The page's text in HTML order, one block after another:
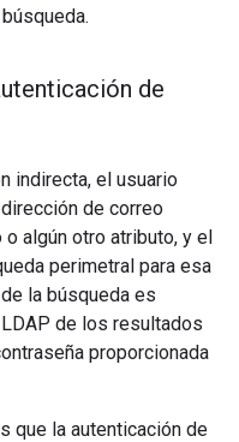
de
indirecta, el usuario
de correo
algún otro atributo, y el
perimetral para esa
la búsqueda es
de los resultados
proporcionada
que la autenticación de